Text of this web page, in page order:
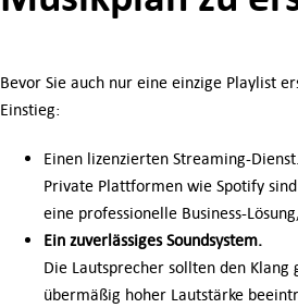
Bevor Sie auch nur eine einzige Playlist
Einstieg:
Einen lizenzierten Streaming-Dienst.
Private Plattformen wie Spotify
eine professionelle Business-
Ein zuverlässiges Soundsystem.
Die Lautsprecher sollten den
übermäßig hoher Lautstärke